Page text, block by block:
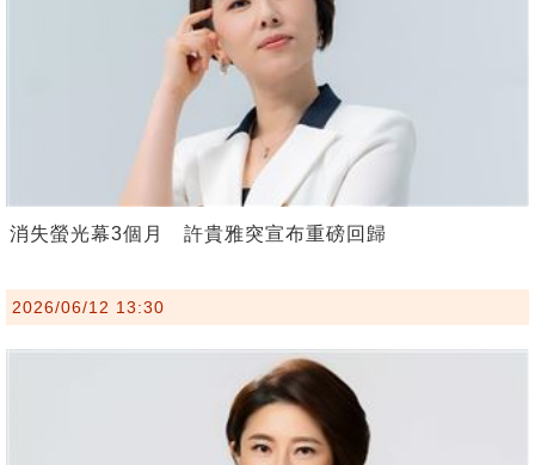
消失螢光幕3個月 許貴雅突宣布重磅回歸
2026/06/12 13:30